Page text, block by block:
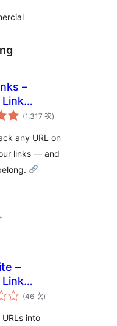
–
URL
Tracking
Short
(1,317 次評
分
數
)
any URL on
links — and
–
& Product
(46 次評
分)
into